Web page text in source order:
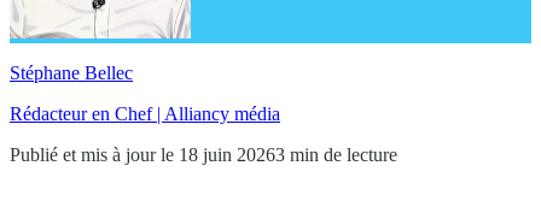
Stéphane Bellec
Rédacteur en Chef | Alliancy média
Publié et mis à jour le 18 juin 20263 min de lecture